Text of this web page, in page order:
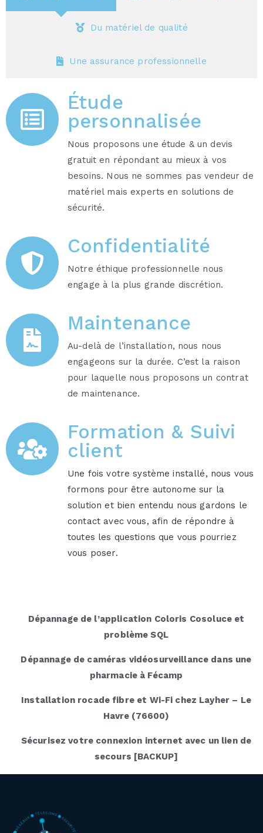
Du matériel de qualité
Une assurance professionnelle
Étude
personnalisée
Nous proposons une étude & un devis
gratuit en répondant au mieux à vos
besoins. Nous ne sommes pas vendeur de
matériel mais experts en solutions de
sécurité.
Confidentialité
Notre éthique professionnelle nous
engage à la plus grande discrétion.
Maintenance
Au-delà de l’installation, nous nous
engageons sur la durée. C’est la raison
pour laquelle nous proposons un contrat
de maintenance.
Formation & Suivi
client
Une fois votre système installé, nous vous
formons pour être autonome sur la
solution et bien entendu nous gardons le
contact avec vous, afin de répondre à
toutes les questions que vous pourriez
vous poser.
Dépannage de l’application Coloris Cosoluce et
problème SQL
Dépannage de caméras vidéosurveillance dans une
pharmacie à Fécamp
Installation rocade fibre et Wi-Fi chez Layher – Le
Havre (76600)
Sécurisez votre connexion internet avec un lien de
secours [BACKUP]